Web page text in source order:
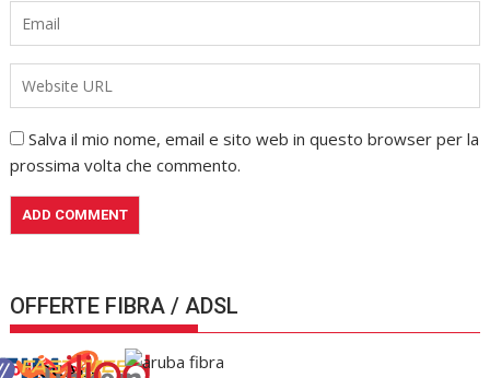
Salva il mio nome, email e sito web in questo browser per la
prossima volta che commento.
OFFERTE FIBRA / ADSL